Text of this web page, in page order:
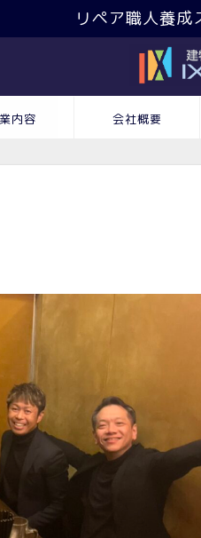
リペア職人養成
内容 会社概要